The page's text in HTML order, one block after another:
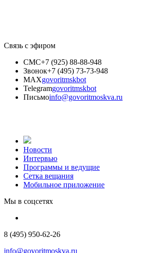
Связь с эфиром
СМС+7 (925) 88-88-948
Звонок+7 (495) 73-73-948
MAXgovoritmskbot
Telegramgovoritmskbot
Письмоinfo@govoritmoskva.ru
Новости
Интервью
Программы и ведущие
Сетка вещания
Мобильное приложение
Мы в соцсетях
8 (495) 950-62-26
info@govoritmoskva.ru